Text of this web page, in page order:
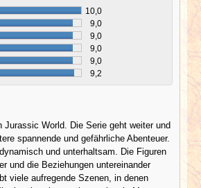
10,0
9,0
9,0
9,0
9,0
9,2
Jurassic World. Die Serie geht weiter und
spannende und gefährliche Abenteuer.
und unterhaltsam. Die Figuren
und die Beziehungen untereinander
viele aufregende Szenen, in denen